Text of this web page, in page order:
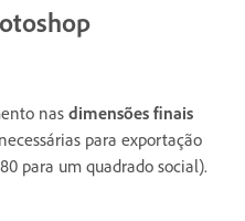
nas dimensões finais
necessárias para exportação
para um quadrado social).